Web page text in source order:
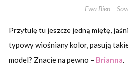
Ewa Bien –
Przytulę tu jeszcze jedną miętę,
typowy wiośniany kolor, pasują
model? Znacie na pewno – Brianna.